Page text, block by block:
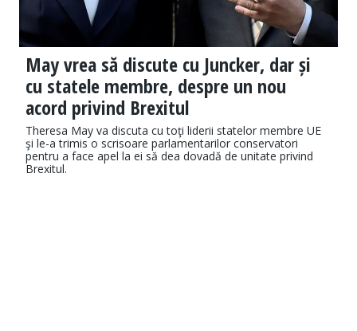
May vrea să discute cu Juncker, dar și
cu statele membre, despre un nou
acord privind Brexitul
Theresa May va discuta cu toţi liderii statelor membre UE
şi le-a trimis o scrisoare parlamentarilor conservatori
pentru a face apel la ei să dea dovadă de unitate privind
Brexitul.